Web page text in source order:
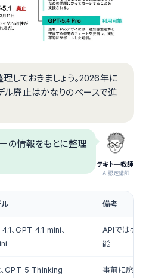
理しておきましょう。2026年に
ル廃止はかなりのペースで進
テキトー教師
.AI認定講師
の情報をもとに整理
備考
、GPT-4.1 mini、
APIでは引
能
GPT-5 Thinking 事前に廃止